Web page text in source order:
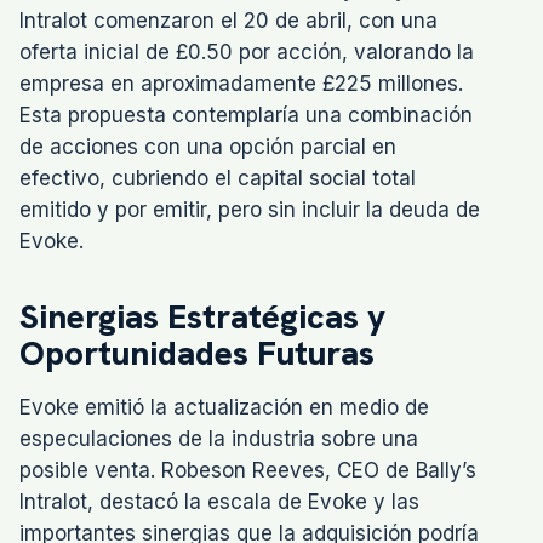
Intralot comenzaron el 20 de abril, con una
oferta inicial de £0.50 por acción, valorando la
empresa en aproximadamente £225 millones.
Esta propuesta contemplaría una combinación
de acciones con una opción parcial en
efectivo, cubriendo el capital social total
emitido y por emitir, pero sin incluir la deuda de
Evoke.
Sinergias Estratégicas y
Oportunidades Futuras
Evoke emitió la actualización en medio de
especulaciones de la industria sobre una
posible venta. Robeson Reeves, CEO de Bally’s
Intralot, destacó la escala de Evoke y las
importantes sinergias que la adquisición podría